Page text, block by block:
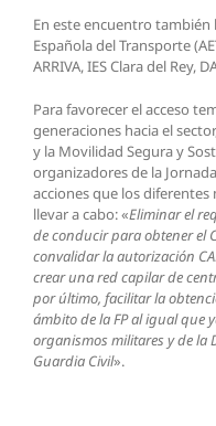
En este encuentro
Española del Transporte
ARRIVA, IES Clara del Rey,
Para favorecer el acceso
generaciones hacia el
y la Movilidad Segura y
organizadores de la
acciones que los
llevar a cabo: «Eliminar el
de conducir para obtener el
convalidar la autorización
crear una red capilar de
por último, facilitar la
ámbito de la FP al igual que
organismos militares y de la
Guardia Civil».